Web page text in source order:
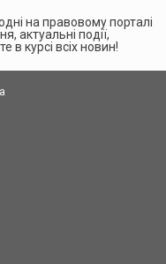
на правовому порталі
актуальні події,
в курсі всіх новин!